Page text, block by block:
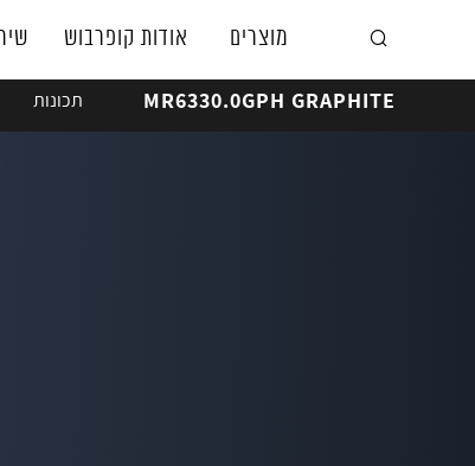
מוצרים אודות קופרבוש
MR6330.0GPH GRAPHITE תכונות